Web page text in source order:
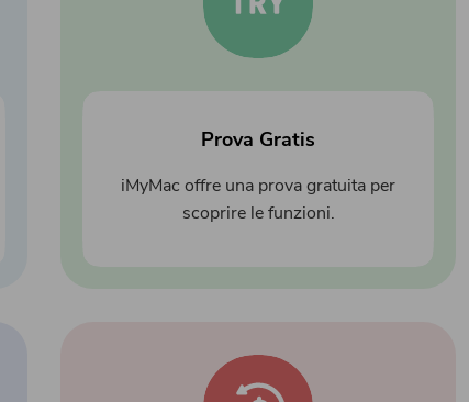
Prova Gratis
iMyMac offre una prova gratuita per
scoprire le funzioni.